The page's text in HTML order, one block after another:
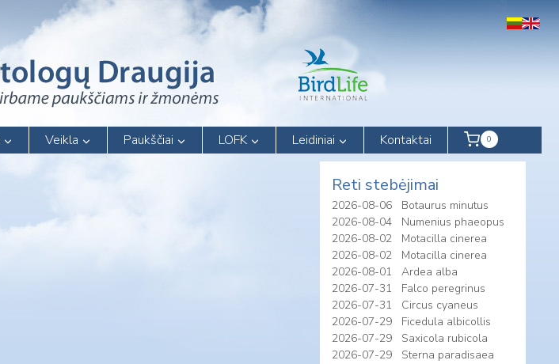
Veikla Paukščiai LOFK Leidiniai Kontaktai 0
Reti stebėjimai
2026-08-06
Botaurus minutus
2026-08-04
Numenius phaeopus
2026-08-02
Motacilla cinerea
2026-08-02
Motacilla cinerea
2026-08-01
Ardea alba
2026-07-31
Falco peregrinus
2026-07-31
Circus cyaneus
2026-07-29
Ficedula albicollis
2026-07-29
Saxicola rubicola
2026-07-29
Sterna paradisaea